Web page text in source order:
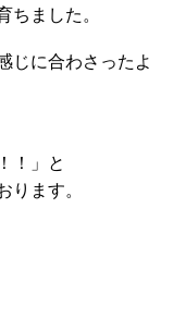
ました。
じに合わさったよ
！」と
ます。